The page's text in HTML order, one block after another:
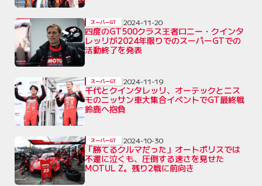
四度のGT500クラス王者ロニー・クインタ
レッリが2024年限りでのスーパーGTでの
活動終了を発表
スーパーGT 2024-11-20
千代とクインタレッリ、オーテックとニス
モのニッサン車大集合イベントでGT最終戦
鈴鹿へ抱負
スーパーGT 2024-11-19
「勝てるクルマだった」オートポリスでは
不運に泣くも、圧倒する速さを見せた
MOTUL Z。残り2戦に前向き
スーパーGT 2024-10-30